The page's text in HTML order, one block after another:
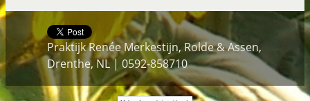
Praktijk Renée Merkestijn, Rolde & Assen,
Drenthe, NL | 0592-858710